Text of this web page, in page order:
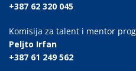
+387 62 320 045
Komisija za talent i mentor
Peljto Irfan
+387 61 249 562